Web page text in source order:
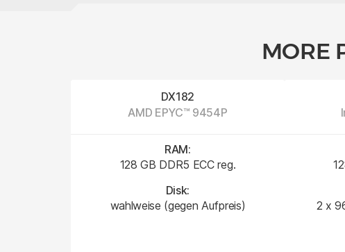
MORE
DX182
AMD EPYC™ 9454P
RAM:
128 GB DDR5 ECC reg.
Disk:
wahlweise (gegen Aufpreis)
2 x